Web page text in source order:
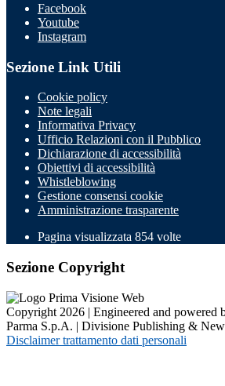
Facebook
Youtube
Instagram
Sezione Link Utili
Cookie policy
Note legali
Informativa Privacy
Ufficio Relazioni con il Pubblico
Dichiarazione di accessibilità
Obiettivi di accessibilità
Whistleblowing
Gestione consensi cookie
Amministrazione trasparente
Pagina visualizzata 854 volte
Sezione Copyright
Copyright 2026 | Engineered and powered
Parma S.p.A. | Divisione Publishing &
Disclaimer trattamento dati personali